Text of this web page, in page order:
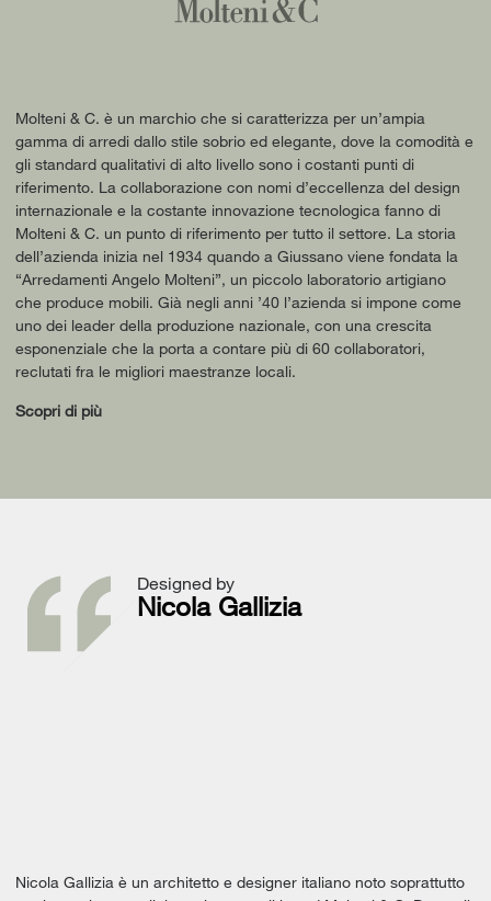
Molteni & C. è un marchio che si caratterizza per un’ampia
gamma di arredi dallo stile sobrio ed elegante, dove la comodità e
gli standard qualitativi di alto livello sono i costanti punti di
riferimento. La collaborazione con nomi d’eccellenza del design
internazionale e la costante innovazione tecnologica fanno di
Molteni & C. un punto di riferimento per tutto il settore. La storia
dell’azienda inizia nel 1934 quando a Giussano viene fondata la
“Arredamenti Angelo Molteni”, un piccolo laboratorio artigiano
che produce mobili. Già negli anni ’40 l’azienda si impone come
uno dei leader della produzione nazionale, con una crescita
esponenziale che la porta a contare più di 60 collaboratori,
reclutati fra le migliori maestranze locali.
Scopri di più
Designed by
Nicola Gallizia
Nicola Gallizia è un architetto e designer italiano noto soprattutto